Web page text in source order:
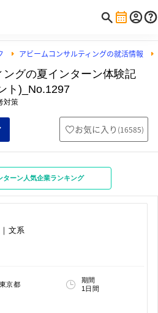
アビームコンサルティングの就活情報
グの夏インターン体験記
ト)_No.1297
対策
お気に入り (16585)
ターン人気企業ランキング
文系
東京都
期間
1日間